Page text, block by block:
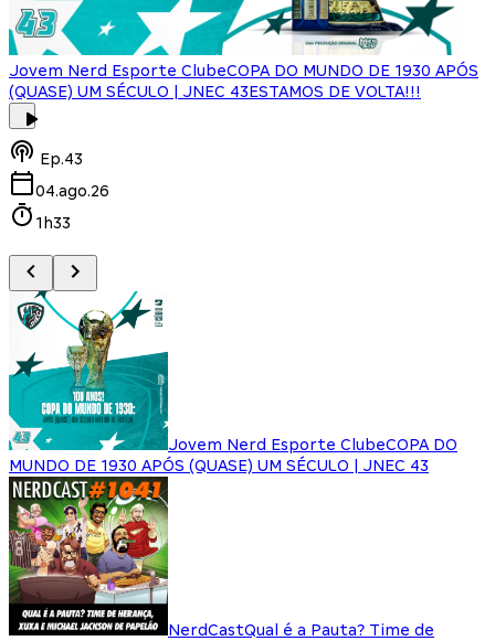
Jovem Nerd Esporte ClubeCOPA DO MUNDO DE 1930 APÓS
(QUASE) UM SÉCULO | JNEC 43ESTAMOS DE VOLTA!!!
Ep.43
04.ago.26
1h33
Jovem Nerd Esporte ClubeCOPA DO
MUNDO DE 1930 APÓS (QUASE) UM SÉCULO | JNEC 43
NerdCastQual é a Pauta? Time de